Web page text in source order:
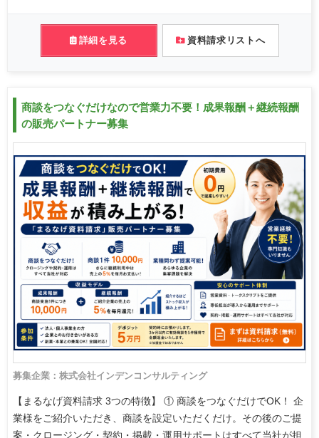
詳細を見る 資料請求リストへ
商談をつなぐだけなので営業力不要！成果報酬＋継続報酬
の販売パートナー募集
募集企業：株式会社インデンコンサルティング
【まるなげ資料請求 3つの特徴】 ① 商談をつなぐだけでOK！ 企
業様をご紹介いただき、商談を設定いただくだけ。その後のご提
案・クロージング・契約・掲載・運用サポートはすべて当社が担